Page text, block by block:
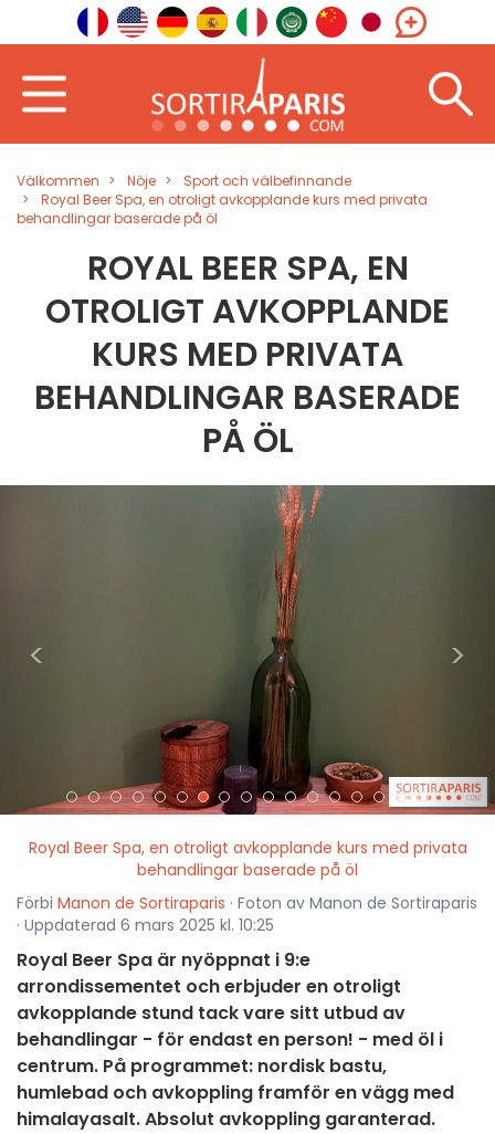
Välkommen Nöje
Sport och välbefinnande
Royal Beer Spa, en otroligt avkopplande kurs med privata
behandlingar baserade på öl
ROYAL BEER SPA, EN
OTROLIGT AVKOPPLANDE
KURS MED PRIVATA
BEHANDLINGAR BASERADE
PÅ ÖL
< >
Royal Beer Spa, en otroligt avkopplande kurs med privata
behandlingar baserade på öl
Förbi Manon de Sortiraparis · Foton av Manon de Sortiraparis
· Uppdaterad 6 mars 2025 kl. 10:25
Royal Beer Spa är nyöppnat i 9:e
arrondissementet och erbjuder en otroligt
avkopplande stund tack vare sitt utbud av
behandlingar - för endast en person! - med öl i
centrum. På programmet: nordisk bastu,
humlebad och avkoppling framför en vägg med
himalayasalt. Absolut avkoppling garanterad.